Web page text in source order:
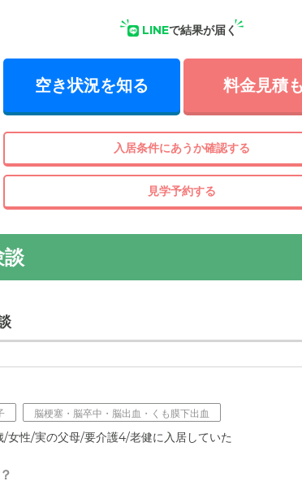
LINEで結果が届く
空き状況を知る 料金見積
入居条件にあうか確認する
見学予約する
談
脳梗塞・脳卒中・脳出血・くも膜下出血
性/実の父母/要介護4/老健に入居していた